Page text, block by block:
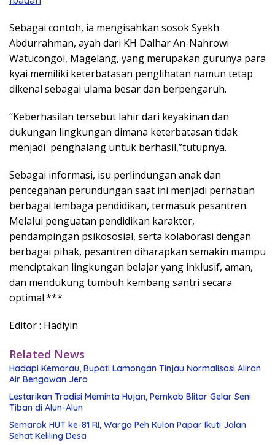
Sebagai contoh, ia mengisahkan sosok Syekh
Abdurrahman, ayah dari KH Dalhar An-Nahrowi
Watucongol, Magelang, yang merupakan gurunya para
kyai memiliki keterbatasan penglihatan namun tetap
dikenal sebagai ulama besar dan berpengaruh.
“Keberhasilan tersebut lahir dari keyakinan dan
dukungan lingkungan dimana keterbatasan tidak
menjadi penghalang untuk berhasil,”tutupnya.
Sebagai informasi, isu perlindungan anak dan
pencegahan perundungan saat ini menjadi perhatian
berbagai lembaga pendidikan, termasuk pesantren.
Melalui penguatan pendidikan karakter,
pendampingan psikososial, serta kolaborasi dengan
berbagai pihak, pesantren diharapkan semakin mampu
menciptakan lingkungan belajar yang inklusif, aman,
dan mendukung tumbuh kembang santri secara
optimal.***
Editor : Hadiyin
Related News
Hadapi Kemarau, Bupati Lamongan Tinjau Normalisasi Aliran
Air Bengawan Jero
Lestarikan Tradisi Meminta Hujan, Pemkab Blitar Gelar Seni
Tiban di Alun-Alun
Semarak HUT ke-81 RI, Warga Peh Kulon Papar Ikuti Jalan
Sehat Keliling Desa